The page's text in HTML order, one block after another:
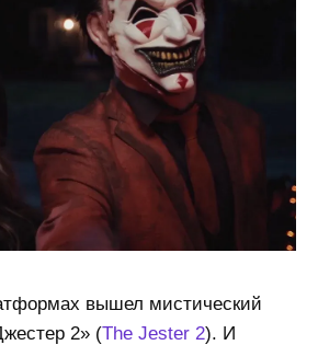
вышел мистический
2» (The Jester 2). И